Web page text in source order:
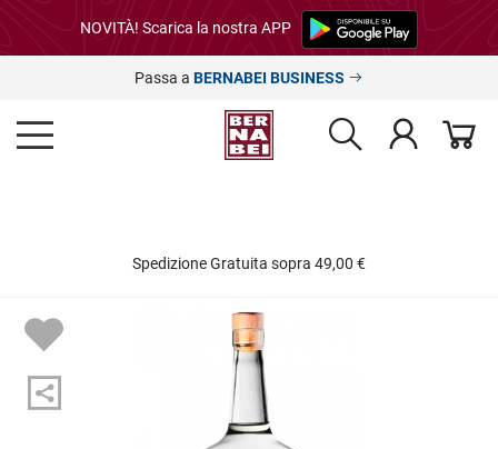
NOVITÀ! Scarica la nostra APP
Passa a BERNABEI BUSINESS
Spedizione Gratuita sopra 49,00 €